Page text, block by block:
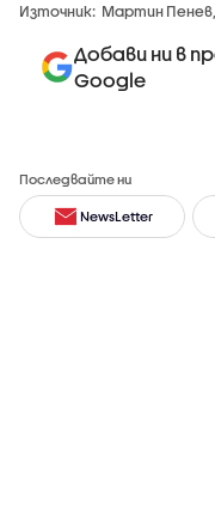
Източник: Мартин Пенев,
Добави ни в
Google
Последвайте ни
NewsLetter